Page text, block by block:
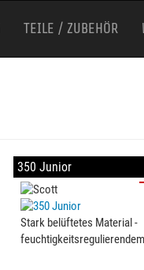
TEILE / ZUBEHÖR
350 Junior
Stark belüftetes Material -